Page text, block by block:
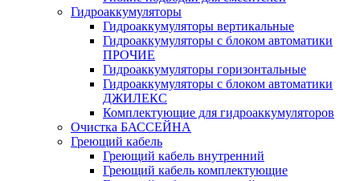
Гидроаккумуляторы
Гидроаккумуляторы вертикальные
Гидроаккумуляторы с блоком автоматики
ПРОЧИЕ
Гидроаккумуляторы горизонтальные
Гидроаккумуляторы с блоком автоматики
ДЖИЛЕКС
Комплектующие для гидроаккумуляторов
Очистка БАССЕЙНА
Греющий кабель
Греющий кабель внутренний
Греющий кабель комплектующие